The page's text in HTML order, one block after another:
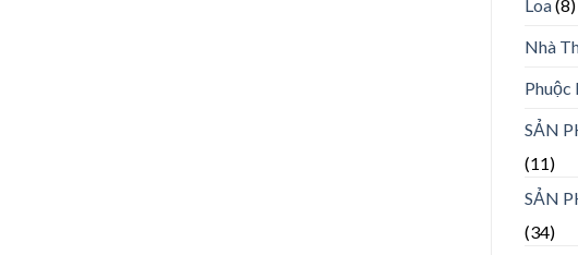
Loa(8)
Nhà
Phuộc
SẢN
(11)
SẢN
(34)